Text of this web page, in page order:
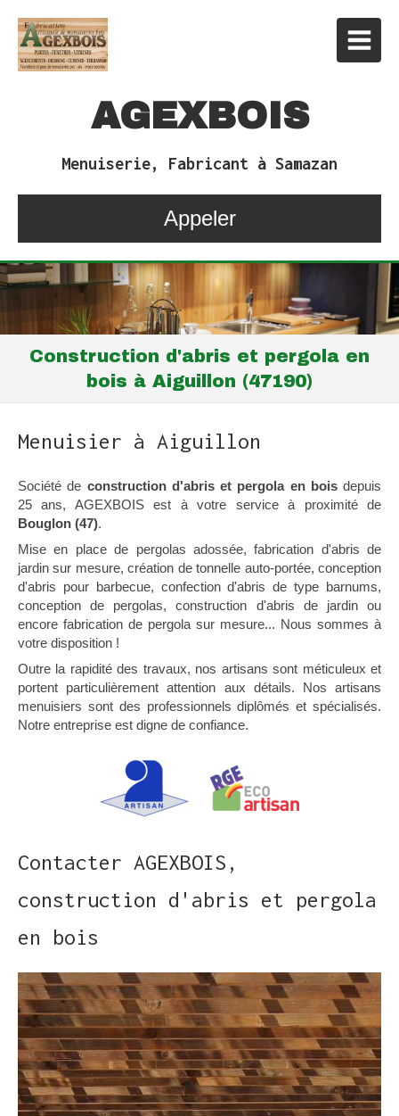
AGEXBOIS
Menuiserie, Fabricant à Samazan
Appeler
Construction d'abris et pergola en
bois à Aiguillon (47190)
Menuisier à Aiguillon
Société de construction d'abris et pergola en boisdepuis
25 ans, AGEXBOIS est à votre service à proximité de
Bouglon (47).
Mise en place de pergolas adossée, fabrication d'abris de
jardin sur mesure, création de tonnelle auto-portée, conception
d'abris pour barbecue, confection d'abris de type barnums,
conception de pergolas, construction d'abris de jardin ou
encore fabrication de pergola sur mesure... Nous sommes à
votre disposition !
Outre la rapidité des travaux, nos artisans sont méticuleux et
portent particulièrement attention aux détails. Nos artisans
menuisiers sont des professionnels diplômés et spécialisés.
Notre entreprise est digne de confiance.
Contacter AGEXBOIS,
construction d'abris et pergola
en bois